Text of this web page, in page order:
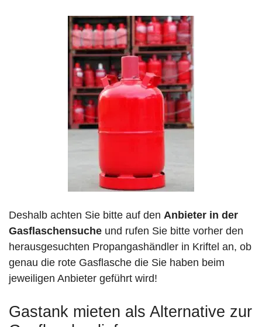
Deshalb achten Sie bitte auf den Anbieter in der
Gasflaschensuche und rufen Sie bitte vorher den
herausgesuchten Propangashändler in Kriftel an, ob
genau die rote Gasflasche die Sie haben beim
jeweiligen Anbieter geführt wird!
Gastank mieten als Alternative zur